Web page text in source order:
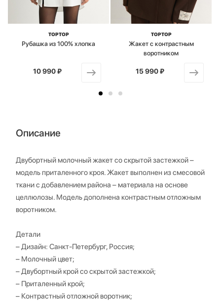
TOPTOP
Рубашка из 100% хлопка
от
10 990 ₽
TOPTOP
Жакет с контрастным
воротником
от
15 990 ₽
Описание
Двубортный молочный жакет со скрытой застежкой –
модель приталенного кроя. Жакет выполнен из смесовой
ткани с добавлением района – материала на основе
целлюлозы. Модель дополнена контрастным отложным
воротником.
Детали
– Дизайн: Санкт-Петербург, Россия;
– Молочный цвет;
– Двубортный крой со скрытой застежкой;
– Приталенный крой;
– Контрастный отложной воротник;